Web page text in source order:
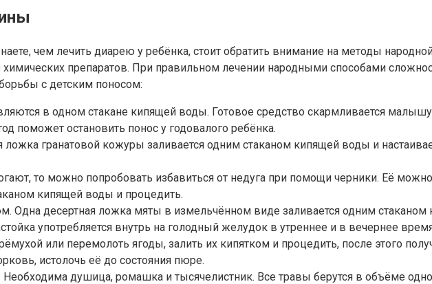
чем лечить диарею у ребёнка, стоит обратить внимание на методы
химических препаратов. При правильном лечении народными способами
с детским поносом:
в одном стакане кипящей воды. Готовое средство скармливается
поможет остановить понос у годовалого ребёнка.
гранатовой кожуры заливается одним стаканом кипящей воды и
то можно попробовать избавиться от недуга при помощи черники. Её
кипящей воды и процедить.
Одна десертная ложка мяты в измельчённом виде заливается одним
употребляется внутрь на голодный желудок в утреннее и в вечернее
или перемолоть ягоды, залить их кипятком и процедить, после этого
истолочь её до состояния пюре.
Необходима душица, ромашка и тысячелистник. Все травы берутся в объёме